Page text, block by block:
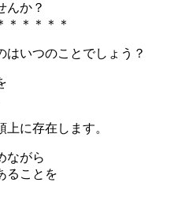
んか？
＊＊＊＊＊
はいつのことでしょう？
に存在します。
ながら
ることを